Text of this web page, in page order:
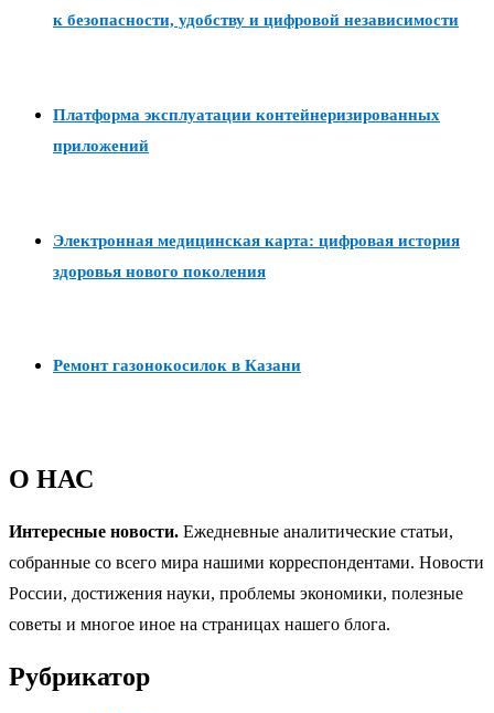
к безопасности, удобству и цифровой независимости
Платформа эксплуатации контейнеризированных
приложений
Электронная медицинская карта: цифровая история
здоровья нового поколения
Ремонт газонокосилок в Казани
О НАС
Интересные новости. Ежедневные аналитические статьи,
собранные со всего мира нашими корреспондентами. Новости
России, достижения науки, проблемы экономики, полезные
советы и многое иное на страницах нашего блога.
Рубрикатор